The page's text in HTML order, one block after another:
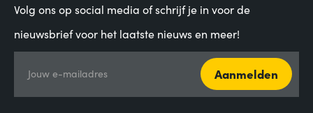
Volg ons op social media of schrijf je in voor de
nieuwsbrief voor het laatste nieuws en meer!
Jouw e-mailadres Aanmelden